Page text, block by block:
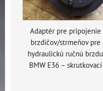
Adaptér pre pripojenie
brzdičov/strmeňov pre
hydraulickú ručnú brzdu
BMW E36 – skrutkovací